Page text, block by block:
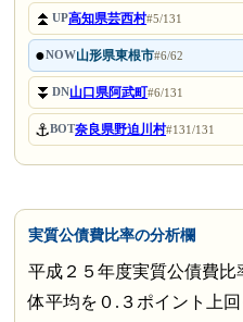
⏫UP高知県芸西村#5/131
●NOW山形県東根市#6/62
⏬DN山口県阿武町#6/131
⚓BOT奈良県野迫川村#131/131
実質公債費比率の分析欄
平成２５年度実質公債費比
体平均を０.３ポイント上